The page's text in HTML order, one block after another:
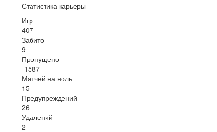
Статистика карьеры
Игр
407
Забито
9
Пропущено
-1587
Матчей на ноль
15
Предупреждений
26
Удалений
2